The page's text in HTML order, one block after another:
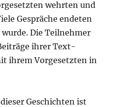
wehrten und
Gespräche endeten
Die Teilnehmer
ihrer Text-
ihrem Vorgesetzten in
Geschichten ist